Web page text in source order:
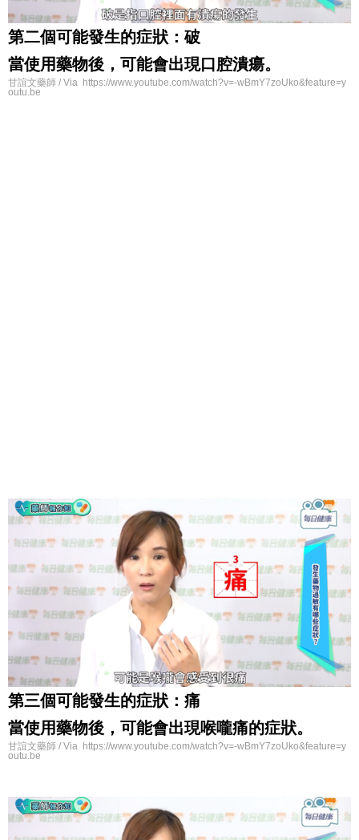
第二個可能發生的症狀：破
當使用藥物後，可能會出現口腔潰瘍。
甘誼文藥師 / Via https://www.youtube.com/watch?v=-wBmY7zoUko&feature=y
outu.be
第三個可能發生的症狀：痛
當使用藥物後，可能會出現喉嚨痛的症狀。
甘誼文藥師 / Via https://www.youtube.com/watch?v=-wBmY7zoUko&feature=y
outu.be